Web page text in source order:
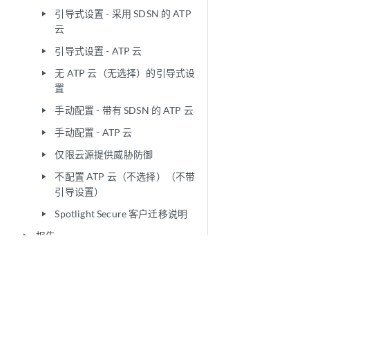
play_arrow
引导式设置 - 采用 SDSN 的 ATP
云
play_arrow 引导式设置 - ATP 云
play_arrow
无 ATP 云（无选择）的引导式设
置
play_arrow 手动配置 - 带有 SDSN 的 ATP 云
play_arrow 手动配置 - ATP 云
play_arrow 仅限云源提供威胁防御
play_arrow
不配置 ATP 云（不选择）（不带
引导设置）
play_arrow Spotlight Secure 客户迁移说明
play_arrow 报告